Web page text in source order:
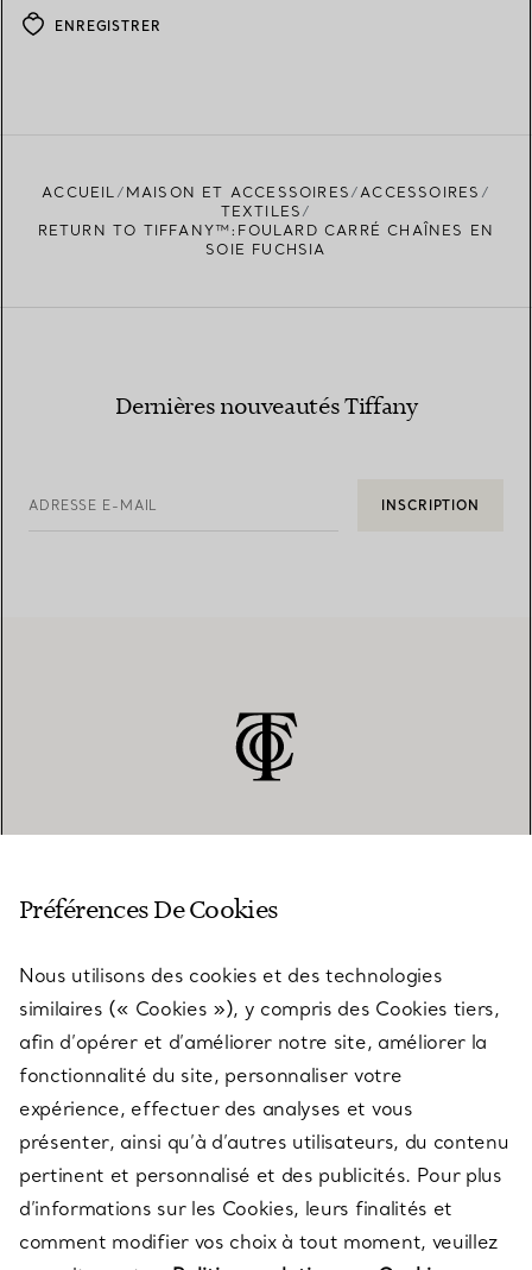
ENREGISTRER
ACCUEIL MAISON ET ACCESSOIRES
ACCESSOIRES
TEXTILES
RETURN TO TIFFANY™:FOULARD CARRÉ CHAÎNES EN
SOIE FUCHSIA
Dernières nouveautés Tiffany
ADRESSE E-MAIL INSCRIPTION
SERVICES
À PROPOS
QUESTIONS LÉGALES
Préférences De Cookies
Nous utilisons des cookies et des technologies
similaires (« Cookies »), y compris des Cookies tiers,
afin d’opérer et d’améliorer notre site, améliorer la
fonctionnalité du site, personnaliser votre
expérience, effectuer des analyses et vous
présenter, ainsi qu’à d’autres utilisateurs, du contenu
pertinent et personnalisé et des publicités. Pour plus
d’informations sur les Cookies, leurs finalités et
comment modifier vos choix à tout moment, veuillez